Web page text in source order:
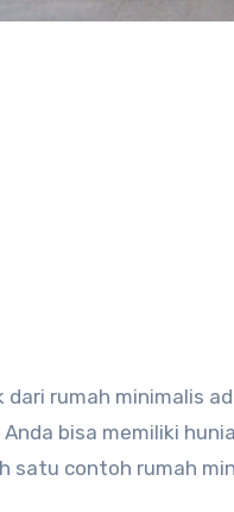
bisa memiliki
satu contoh rumah